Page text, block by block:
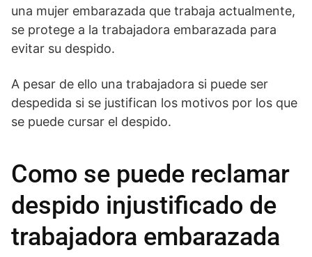
una mujer embarazada que trabaja actualmente,
se protege a la trabajadora embarazada para
evitar su despido.
A pesar de ello una trabajadora si puede ser
despedida si se justifican los motivos por los que
se puede cursar el despido.
Como se puede reclamar
despido injustificado de
trabajadora embarazada